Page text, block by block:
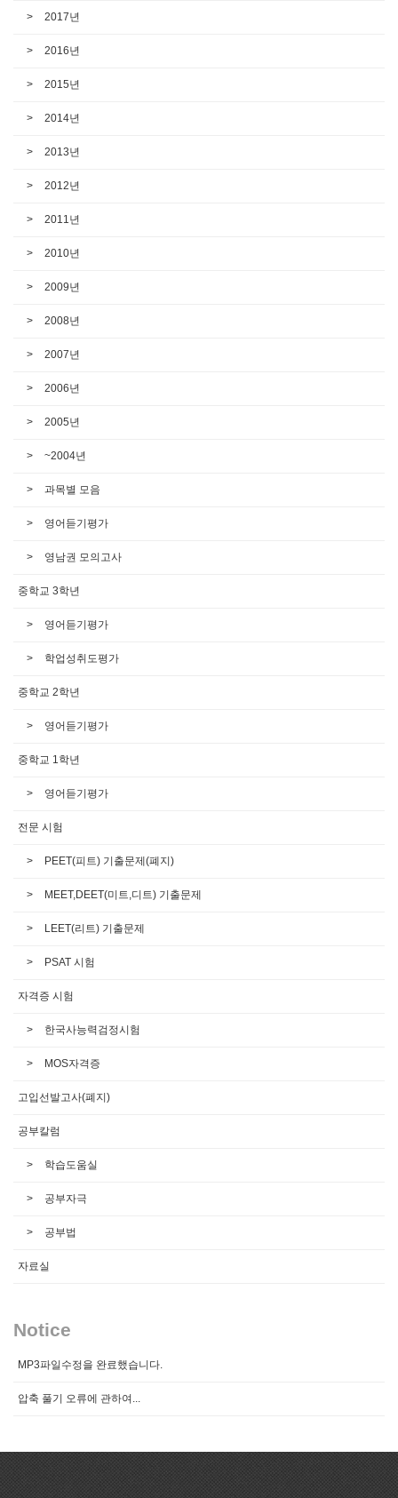
2017년
2016년
2015년
2014년
2013년
2012년
2011년
2010년
2009년
2008년
2007년
2006년
2005년
~2004년
과목별 모음
영어듣기평가
영남권 모의고사
중학교 3학년
영어듣기평가
학업성취도평가
중학교 2학년
영어듣기평가
중학교 1학년
영어듣기평가
전문 시험
PEET(피트) 기출문제(폐지)
MEET,DEET(미트,디트) 기출문제
LEET(리트) 기출문제
PSAT 시험
자격증 시험
한국사능력검정시험
MOS자격증
고입선발고사(폐지)
공부칼럼
학습도움실
공부자극
공부법
자료실
Notice
MP3파일수정을 완료했습니다.
압축 풀기 오류에 관하여...